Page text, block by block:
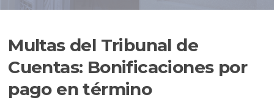
Multas del Tribunal de
Cuentas: Bonificaciones por
pago en término